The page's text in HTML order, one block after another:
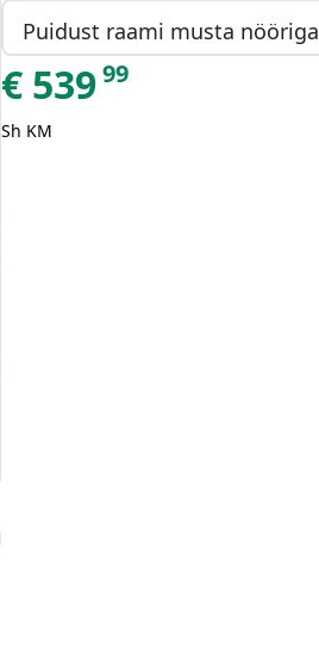
Puidust raami musta nööriga
€ 53999
Sh KM